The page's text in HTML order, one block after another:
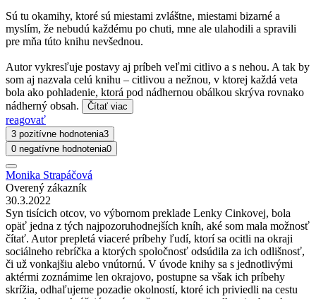
Sú tu okamihy, ktoré sú miestami zvláštne, miestami bizarné a
myslím, že nebudú každému po chuti, mne ale ulahodili a spravili
pre mňa túto knihu nevšednou.
Autor vykresľuje postavy aj príbeh veľmi citlivo a s nehou. A tak by
som aj nazvala celú knihu – citlivou a nežnou, v ktorej každá veta
bola ako pohladenie, ktorá pod nádhernou obálkou skrýva rovnako
nádherný obsah.
Čítať viac
reagovať
3 pozitívne hodnotenia3
0 negatívne hodnotenia0
Monika Strapáčová
Overený zákazník
30.3.2022
Syn tisícich otcov, vo výbornom preklade Lenky Cinkovej, bola
opäť jedna z tých najpozoruhodnejších kníh, aké som mala možnosť
čítať. Autor prepletá viaceré príbehy ľudí, ktorí sa ocitli na okraji
sociálneho rebríčka a ktorých spoločnosť odsúdila za ich odlišnosť,
či už vonkajšiu alebo vnútornú. V úvode knihy sa s jednotlivými
aktérmi zoznámime len okrajovo, postupne sa však ich príbehy
skrížia, odhaľujeme pozadie okolností, ktoré ich priviedli na cestu